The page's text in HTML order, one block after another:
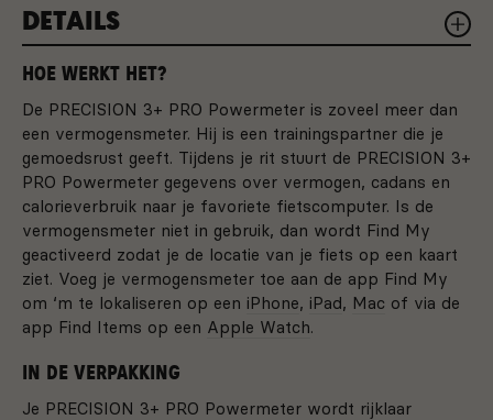
DETAILS
HOE WERKT HET?
De PRECISION 3+ PRO Powermeter is zoveel meer dan
een vermogensmeter. Hij is een trainingspartner die je
gemoedsrust geeft. Tijdens je rit stuurt de PRECISION 3+
PRO Powermeter gegevens over vermogen, cadans en
calorieverbruik naar je favoriete fietscomputer. Is de
vermogensmeter niet in gebruik, dan wordt Find My
geactiveerd zodat je de locatie van je fiets op een kaart
ziet. Voeg je vermogensmeter toe aan de app Find My
om ‘m te lokaliseren op een iPhone, iPad, Mac of via de
app Find Items op een Apple Watch.
IN DE VERPAKKING
Je PRECISION 3+ PRO Powermeter wordt rijklaar